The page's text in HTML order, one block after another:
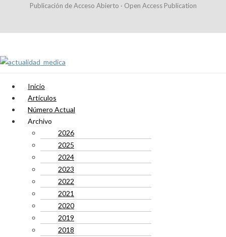
Publicación de Acceso Abierto · Open Access Publication
Inicio
Artículos
Número Actual
Archivo
2026
2025
2024
2023
2022
2021
2020
2019
2018